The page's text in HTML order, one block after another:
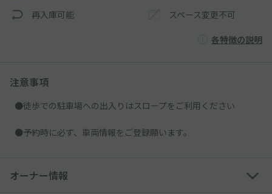
再入庫可能 スペース変更不可
各特徴の説明
注意事項
●徒歩での駐車場への出入りはスロープをご利用ください
●予約時に必ず、車両情報をご登録願います。
オーナー情報